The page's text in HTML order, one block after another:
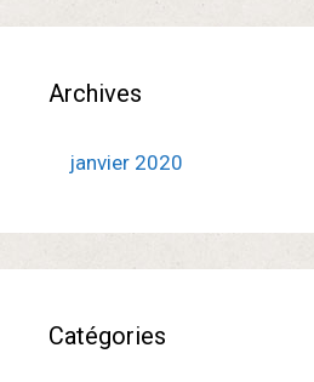
Archives
janvier 2020
Catégories